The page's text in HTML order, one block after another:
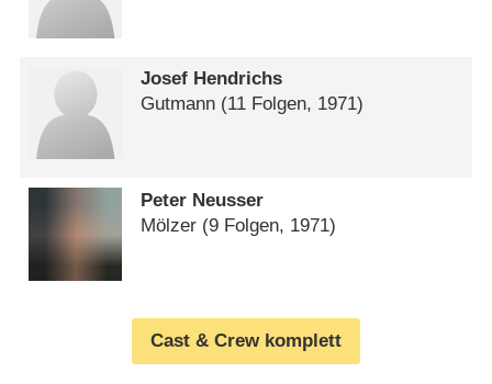
Josef Hendrichs
Gutmann (11 Folgen, 1971)
Peter Neusser
Mölzer (9 Folgen, 1971)
Cast & Crew komplett